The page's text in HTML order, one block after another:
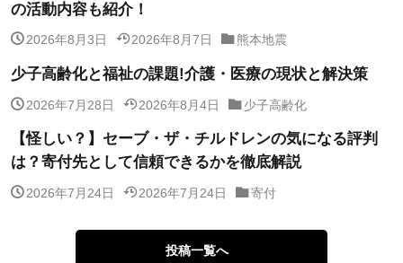
の活動内容も紹介！
2026年8月3日 2026年8月7日 熊本地震
少子高齢化と福祉の課題!介護・医療の現状と解決策
2026年7月28日 2026年8月4日 少子高齢化
【怪しい？】セーブ・ザ・チルドレンの気になる評判
は？寄付先として信頼できるかを徹底解説
2026年7月24日 2026年7月24日 寄付
投稿一覧へ